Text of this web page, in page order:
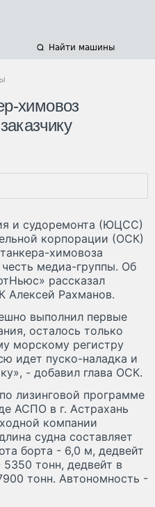
Найти машины
химовоз
и судоремонта (ЮЦСС)
корпорации (ОСК)
химовоза
медиа-группы. Об
рассказал
Алексей Рахманов.
выполнил первые
осталось только
морскому регистру
идет пуско-наладка и
- добавил глава ОСК.
лизинговой программе
АСПО в г. Астрахань
компании
судна составляет
борта - 6,0 м, дедвейт
тонн, дедвейт в
тонн. Автономность -